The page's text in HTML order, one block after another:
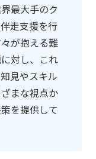
最大手のク
走支援を行
が抱える難
対し、これ
見やスキル
まな視点か
を提供して